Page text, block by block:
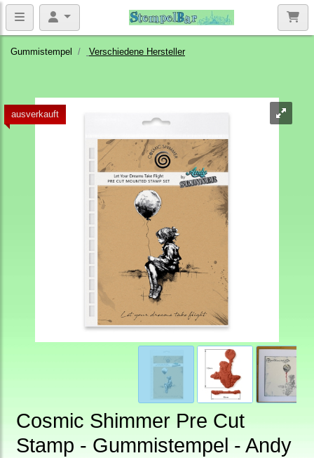
Gummistempel Verschiedene Hersteller
ausverkauft
Cosmic Shimmer Pre Cut
Stamp - Gummistempel - Andy